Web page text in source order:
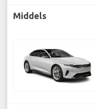
Middels